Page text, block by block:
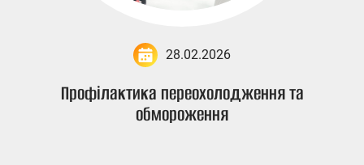
28.02.2026
Профілактика переохолодження та
обмороження